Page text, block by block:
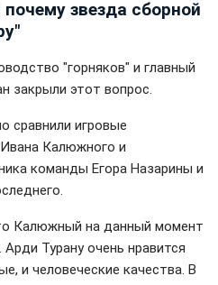
звезда сборной
"горняков" и главный
закрыли этот вопрос.
сравнили игровые
Калюжного и
команды Егора Назарины и
Калюжный на данный момент
Турану очень нравится
и человеческие качества. В